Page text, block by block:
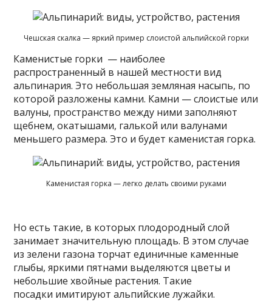
Чешская скалка — яркий пример слоистой альпийской горки
Каменистые горки — наиболее
распространенный в нашей местности вид
альпинария. Это небольшая земляная насыпь, по
которой разложены камни. Камни — слоистые или
валуны, пространство между ними заполняют
щебнем, окатышами, галькой или валунами
меньшего размера. Это и будет каменистая горка.
Каменистая горка — легко делать своими руками
Но есть такие, в которых плодородный слой
занимает значительную площадь. В этом случае
из зелени газона торчат единичные каменные
глыбы, яркими пятнами выделяются цветы и
небольшие хвойные растения. Такие
посадки имитируют альпийские лужайки.